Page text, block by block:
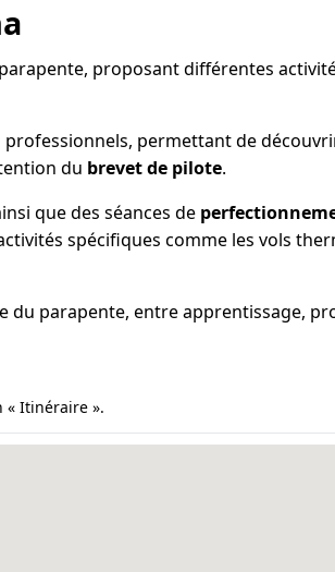
proposant différentes
permettant de
du brevet de pilote.
que des séances de
spécifiques comme les vols
du parapente, entre apprentissage,
Itinéraire ».